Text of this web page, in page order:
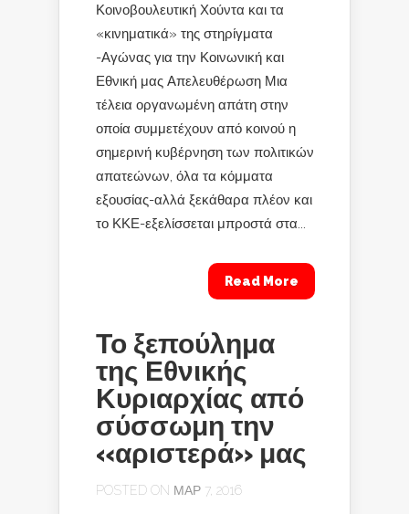
Κοινοβουλευτική Χούντα και τα
«κινηματικά» της στηρίγματα
-Αγώνας για την Κοινωνική και
Εθνική μας Απελευθέρωση Μια
τέλεια οργανωμένη απάτη στην
οποία συμμετέχουν από κοινού η
σημερινή κυβέρνηση των πολιτικών
απατεώνων, όλα τα κόμματα
εξουσίας-αλλά ξεκάθαρα πλέον και
το ΚΚΕ-εξελίσσεται μπροστά στα...
Read More
Το ξεπούλημα
της Εθνικής
Κυριαρχίας από
σύσσωμη την
«αριστερά» μας
POSTED ON ΜΑΡ 7, 2016